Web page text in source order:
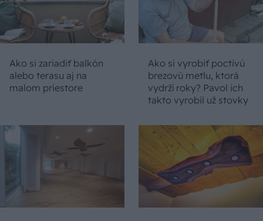
Ako si zariadiť balkón
alebo terasu aj na
malom priestore
Ako si vyrobiť poctivú
brezovú metlu, ktorá
vydrží roky? Pavol ich
takto vyrobil už stovky